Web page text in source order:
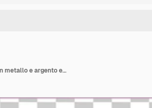
Foto premium di una cintura di pelle rosa con una fibbia in metallo e argento e una fibbie in metallo ed argento con una combinazione di colori rosa e viola è mostrata con un'ombra scura sullo sfondo